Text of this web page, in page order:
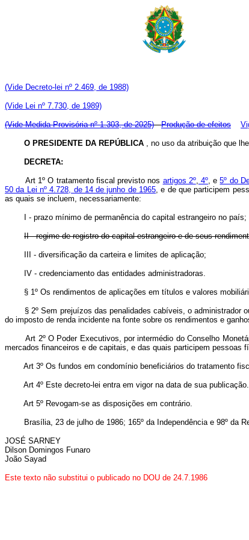
(Vide Decreto-lei nº 2.469, de 1988)
(Vide Lei nº 7.730, de 1989)
(Vide Medida Provisória nº 1.303, de 2025) Produção de efeitos
O PRESIDENTE DA REPÚBLICA , no uso da atribuição que
DECRETA:
Art 1º O tratamento fiscal previsto nos artigos 2º, 4º, e5º do
50 da Lei nº 4.728, de 14 de junho de 1965, e de que participem
as quais se incluem, necessariamente:
I - prazo mínimo de permanência do capital estrangeiro no país;
II - regime de registro do capital estrangeiro e de seus
III - diversificação da carteira e limites de aplicação;
IV - credenciamento das entidades administradoras.
§ 1º Os rendimentos de aplicações em títulos e valores
§ 2º Sem prejuízos das penalidades cabíveis, o administrador
do imposto de renda incidente na fonte sobre os rendimentos e
Art 2º O Poder Executivos, por intermédio do Conselho
mercados financeiros e de capitais, e das quais participem
Art 3º Os fundos em condomínio beneficiários do tratamento
Art 4º Este decreto-lei entra em vigor na data de sua publicação.
Art 5º Revogam-se as disposições em contrário.
Brasília, 23 de julho de 1986; 165º da Independência e 98º da
JOSÉ SARNEY
Dilson Domingos Funaro
João Sayad
Este texto não substitui o publicado no DOU de 24.7.1986